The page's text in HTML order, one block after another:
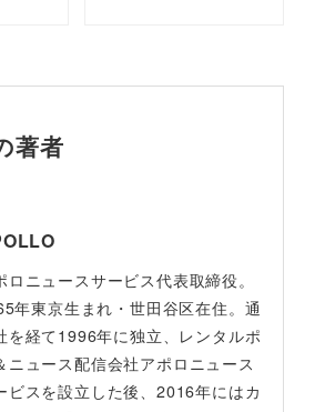
著者
ロニュースサービス代表取締役。
年東京生まれ・世田谷区在住。通
を経て1996年に独立、レンタルポ
ニュース配信会社アポロニュース
ビスを設立した後、2016年にはカ